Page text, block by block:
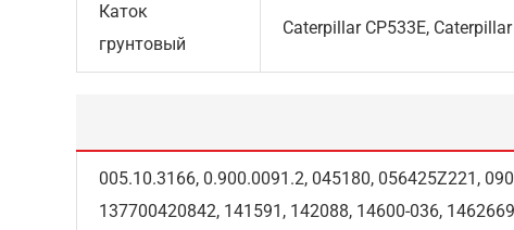
Каток
грунтовый
Caterpillar CP533E,
005.10.3166, 0.900.0091.2, 045180, 056425Z221,
137700420842, 141591, 142088, 14600-036,